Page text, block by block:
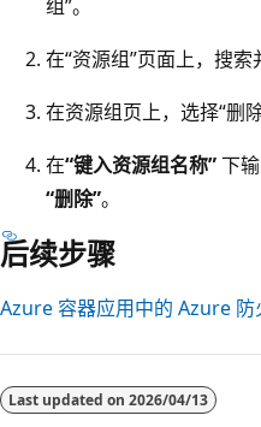
组”。
在“资源组”页面上，搜
在资源组页上，选择“删
在“键入资源组名称”下
“删除”。
后续步骤
Azure 容器应用中的 Azure 防
Last updated on 2026/04/13